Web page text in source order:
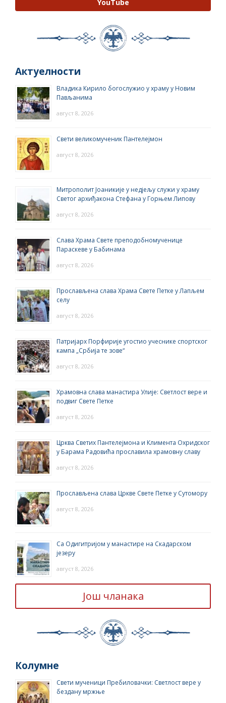
YouTube
Актуелности
Владика Кирило богослужио у храму у Новим
Пављанима
август 8, 2026
Свети великомученик Пантелејмон
август 8, 2026
Митрополит Јоаникије у недјељу служи у храму
Светог архиђакона Стефана у Горњем Липову
август 8, 2026
Слава Храма Свете преподобномученице
Параскеве у Бабинама
август 8, 2026
Прослављена слава Храма Свете Петке у Лапљем
селу
август 8, 2026
Патријарх Порфирије угостио учеснике спортског
кампа „Србија те зове“
август 8, 2026
Храмовна слава манастира Улије: Светлост вере и
подвиг Свете Петке
август 8, 2026
Црква Светих Пантелејмона и Климента Охридског
у Барама Радовића прославила храмовну славу
август 8, 2026
Прослављена слава Цркве Свете Петке у Сутомору
август 8, 2026
Са Одигитријом у манастире на Скадарском
језеру
август 8, 2026
Још чланака
Колумне
Свети мученици Пребиловачки: Светлост вере у
бездану мржње